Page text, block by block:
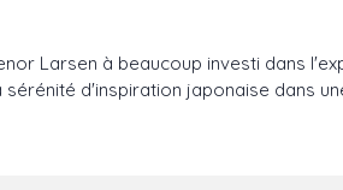
Larsen à beaucoup investi dans
d'inspiration japonaise dans